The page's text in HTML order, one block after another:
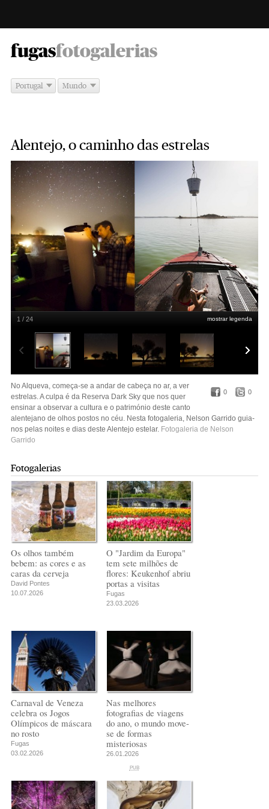
fugas -
fotogalerias
Portugal Mundo
Alentejo, o caminho das estrelas
mostrar legenda
1 / 24
0 0
No Alqueva, começa-se a andar de cabeça no ar, a ver
estrelas. A culpa é da Reserva Dark Sky que nos quer
ensinar a observar a cultura e o património deste canto
alentejano de olhos postos no céu. Nesta fotogaleria, Nelson Garrido guia-
nos pelas noites e dias deste Alentejo estelar. Fotogaleria de Nelson
Garrido
Fotogalerias
Os olhos também
bebem: as cores e as
caras da cerveja
David Pontes
10.07.2026
O "Jardim da Europa"
tem sete milhões de
flores: Keukenhof abriu
portas a visitas
Fugas
23.03.2026
Carnaval de Veneza
celebra os Jogos
Olímpicos de máscara
no rosto
Fugas
03.02.2026
Nas melhores
fotografias de viagens
do ano, o mundo move-
se de formas
misteriosas
26.01.2026
PUB
PUB
PUB